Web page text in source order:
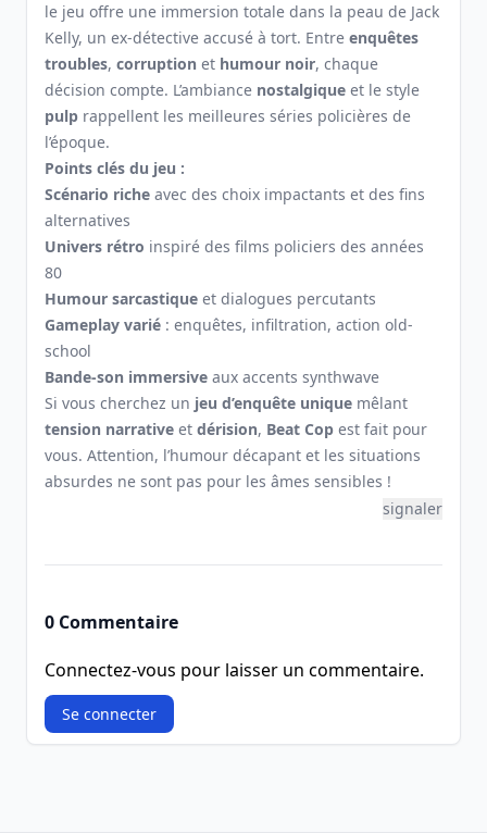
le jeu offre une immersion totale dans la peau de Jack
Kelly, un ex-détective accusé à tort. Entre enquêtes
troubles, corruption et humour noir, chaque
décision compte. L’ambiance nostalgique et le style
pulp rappellent les meilleures séries policières de
l’époque.
Points clés du jeu :
Scénario riche avec des choix impactants et des fins
alternatives
Univers rétro inspiré des films policiers des années
80
Humour sarcastique et dialogues percutants
Gameplay varié : enquêtes, infiltration, action old-
school
Bande-son immersive aux accents synthwave
Si vous cherchez un jeu d’enquête unique mêlant
tension narrative et dérision, Beat Cop est fait pour
vous. Attention, l’humour décapant et les situations
absurdes ne sont pas pour les âmes sensibles !
signaler
0 Commentaire
Connectez-vous pour laisser un commentaire.
Se connecter